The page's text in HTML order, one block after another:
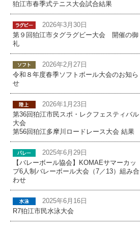
狛江市春季式テニス大会試合結果
2026年3月30日
第９回狛江市タグラグビー大会 開催の御
礼
2026年2月27日
令和８年度春季ソフトボール大会のお知ら
せ
2026年1月23日
第36回狛江市民スポ・レクフェスティバル
大会
第56回狛江多摩川ロードレース大会 結果
2025年6月29日
【バレーボール協会】KOMAEサマーカッ
プ6人制バレーボール大会（7／13）組み合
わせ
2025年6月16日
R7狛江市民水泳大会